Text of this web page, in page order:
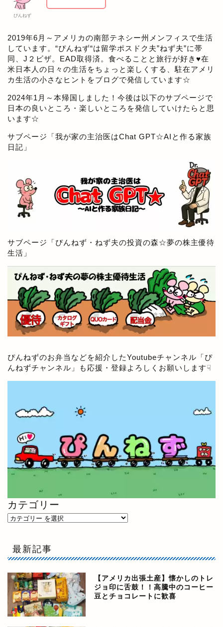
ぴんねず
2019年6月～アメリカの南部テネシー州メンフィスで生活
しています。“ぴんねず“は留学ポスドク夫”ねず夫”に帯
同、J２ビザ。EAD取得済。食べることと旅行が好き♥在
米日本人の日々の生活をちょっと楽しくする、駐在アメリ
カ生活の小さなヒントをブログで発信しています☆
2024年1月～本帰国しました！今後は以下のサブページで
日本の良いところ・楽しいところを発信していけたらと思
います☆
サブページ「我が家の主治医はChat GPT☆AIと作る家族
日記 」
サブページ「ぴんねず・ねず夫の投資の森☆夢の株主優待
生活 」
ぴんねずのお弁当などを紹介したYoutubeチャンネル「ぴ
んねずチャンネル 」も応援・登録よろしくお願いします☟
カテゴリー
最新記事
【アメリカ出張土産】懐かしのトレ
ジョ印に舌鼓！！高騰中のコーヒー
豆とチョコレートに歓喜